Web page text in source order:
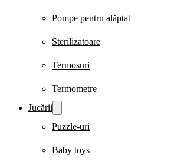
Pompe pentru alăptat
Sterilizatoare
Termosuri
Termometre
Jucării
Puzzle-uri
Baby toys